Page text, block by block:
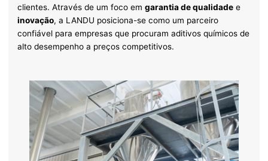
clientes. Através de um foco em garantia de qualidadee
inovação, a LANDU posiciona-se como um parceiro
confiável para empresas que procuram aditivos químicos de
alto desempenho a preços competitivos.